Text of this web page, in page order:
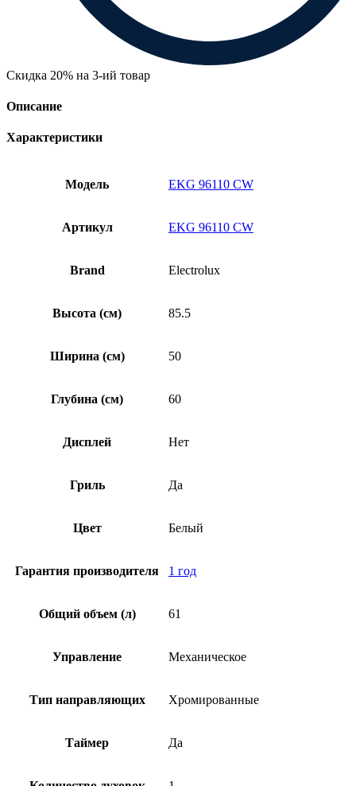
Скидка 20% на 3-ий товар
Описание
Характеристики
Модель EKG 96110 CW
Артикул EKG 96110 CW
Brand Electrolux
Высота (см) 85.5
Ширина (см) 50
Глубина (см) 60
Дисплей Нет
Гриль Да
Цвет Белый
Гарантия производителя 1 год
Общий объем (л) 61
Управление Механическое
Тип направляющих Хромированные
Таймер Да